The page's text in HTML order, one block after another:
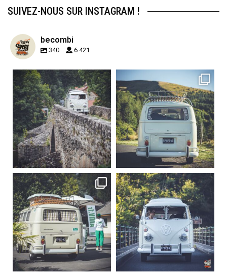
SUIVEZ-NOUS SUR INSTAGRAM !
becombi
340 6 421
becombi
Sep 15
219
3
Sep 12
216
3
becombi
Sep 10
220
4
becombi
Août 10
177
0